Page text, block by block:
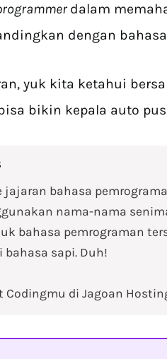
dalam
dengan
yuk kita ketahui
bikin kepala auto
jajaran bahasa
nama-nama
bahasa pemrograman
bahasa sapi. Duh!
Codingmu di Jagoan